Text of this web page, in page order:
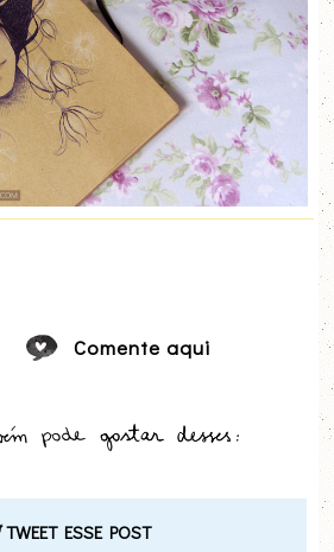
Comente aqui
TWEET ESSE POST